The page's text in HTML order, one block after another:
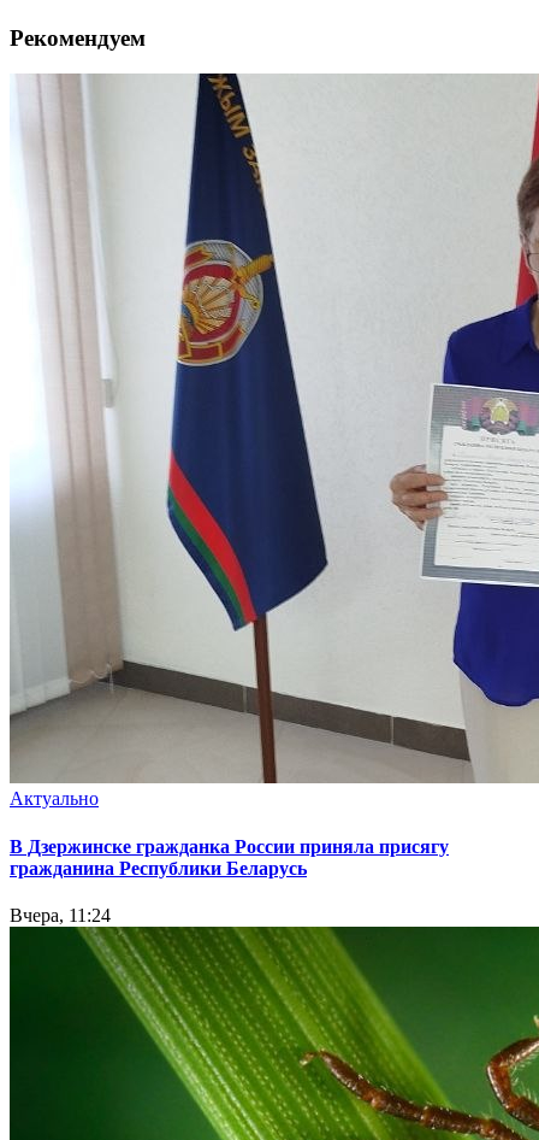
Рекомендуем
Актуально
В Дзержинске гражданка России приняла присягу
гражданина Республики Беларусь
Вчера, 11:24